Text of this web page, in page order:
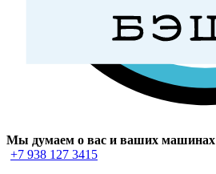
Мы думаем о вас и ваших машинах
+7 938 127 3415